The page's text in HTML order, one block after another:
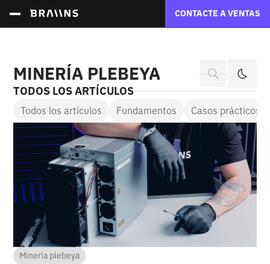
CONTACTE A VENTAS
MINERÍA PLEBEYA
TODOS LOS ARTÍCULOS
Todos los artículos Fundamentos Casos prácticos
Minería plebeya